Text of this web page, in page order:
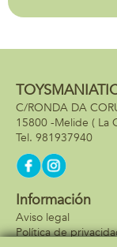
C/RONDA DA
15800 -Melide ( La
981937940
Información
Aviso legal
Política de